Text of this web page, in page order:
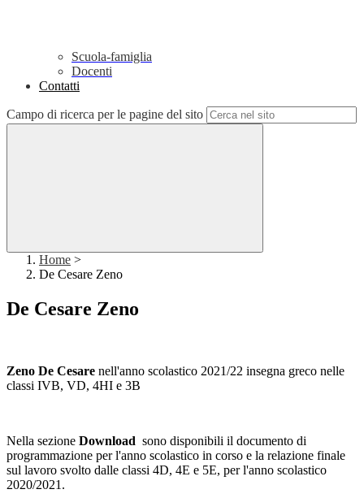
Scuola-famiglia
Docenti
Contatti
Campo di ricerca per le pagine del sito
Home >
De Cesare Zeno
De Cesare Zeno
Zeno De Cesare nell'anno scolastico 2021/22 insegna greco nelle
classi IVB, VD, 4HI e 3B
Nella sezione Download sono disponibili il documento di
programmazione per l'anno scolastico in corso e la relazione finale
sul lavoro svolto dalle classi 4D, 4E e 5E, per l'anno scolastico
2020/2021.